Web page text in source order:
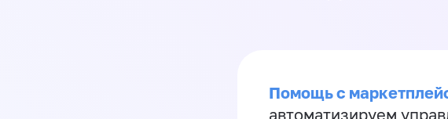
Помощь с
автоматизируем